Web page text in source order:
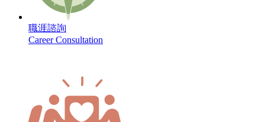
職涯諮詢
Career Consultation